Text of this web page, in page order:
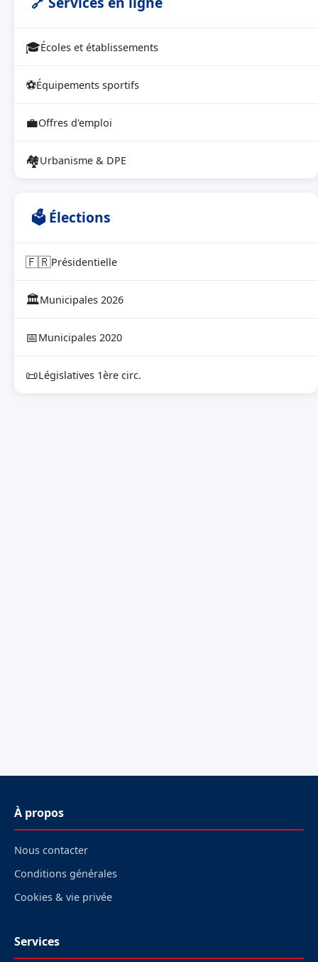
🎓Écoles et établissements
⚽Équipements sportifs
💼Offres d'emploi
🏘Urbanisme & DPE
🗳 Élections
🇫🇷Présidentielle
🏛Municipales 2026
📅Municipales 2020
📜Législatives 1ère circ.
À propos
Nous contacter
Conditions générales
Cookies & vie privée
Services